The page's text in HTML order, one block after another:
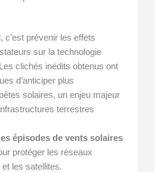
c’est prévenir les effets
sur la technologie
clichés inédits obtenus ont
d’anticiper plus
solaires, un enjeu majeur
terrestres
épisodes de vents solaires
protéger les réseaux
les satellites.